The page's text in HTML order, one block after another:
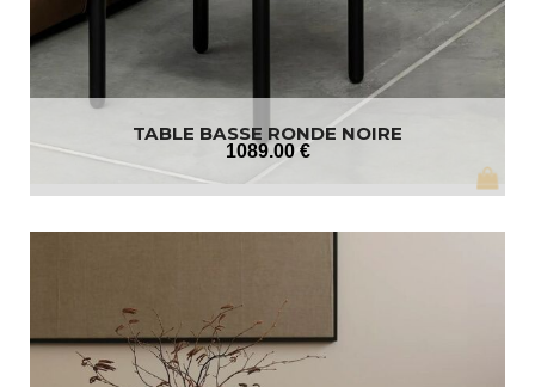
TABLE BASSE RONDE NOIRE
1089.00 €